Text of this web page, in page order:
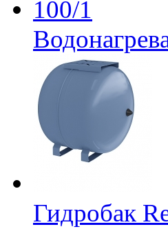
Гидробак